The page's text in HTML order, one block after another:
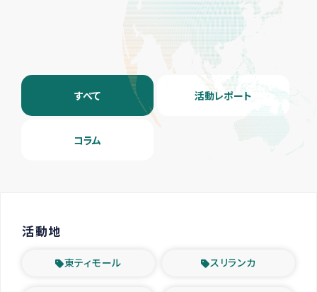
すべて 活動レポート
コラム
活動地
東ティモール スリランカ